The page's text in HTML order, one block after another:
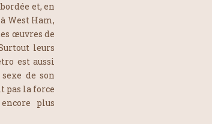
et, en
West Ham,
œuvres de
leurs
est aussi
de son
pas la force
plus